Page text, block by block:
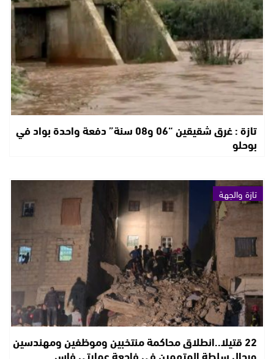
تازة : غرق شقيقين “06 و08 سنة” دفعة واحدة بواد في
بوحلو
تازة والجهة
22 قتيلا..انطلاق محاكمة منتخبين وموظفين ومهندسين